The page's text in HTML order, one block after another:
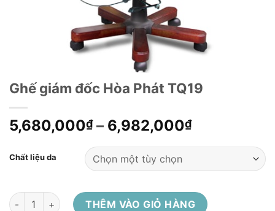
Ghế giám đốc Hòa Phát TQ19
5,680,000₫– 6,982,000₫
Chất liệu da
Ghế giám đốc Hòa Phát TQ19 số lượng
THÊM VÀO GIỎ HÀNG